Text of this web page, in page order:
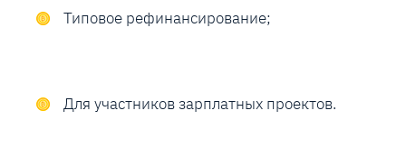
Типовое рефинансирование;
Для участников зарплатных проектов.